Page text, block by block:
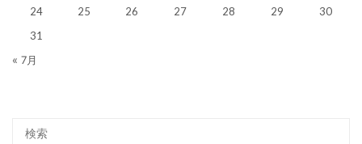
24 25 26 27 28 29
30
31
« 7月